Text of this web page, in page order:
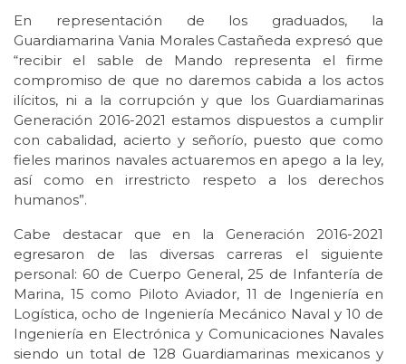
En representación de los graduados, la
Guardiamarina Vania Morales Castañeda expresó que
“recibir el sable de Mando representa el firme
compromiso de que no daremos cabida a los actos
ilícitos, ni a la corrupción y que los Guardiamarinas
Generación 2016-2021 estamos dispuestos a cumplir
con cabalidad, acierto y señorío, puesto que como
fieles marinos navales actuaremos en apego a la ley,
así como en irrestricto respeto a los derechos
humanos”.
Cabe destacar que en la Generación 2016-2021
egresaron de las diversas carreras el siguiente
personal: 60 de Cuerpo General, 25 de Infantería de
Marina, 15 como Piloto Aviador, 11 de Ingeniería en
Logística, ocho de Ingeniería Mecánico Naval y 10 de
Ingeniería en Electrónica y Comunicaciones Navales
siendo un total de 128 Guardiamarinas mexicanos y